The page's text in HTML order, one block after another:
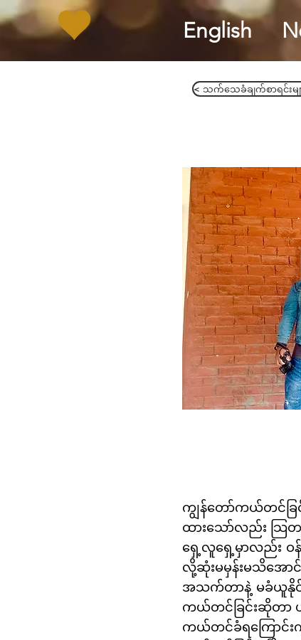
English
< သက်သေခံချက်စာရင်းမ
ကျွန်တော်ကယ်တင်ခ
ထားသော်လည်း သြတ
ရှေ့လူရှေ့မှာလည်း ဝန်
လို့ဆုံးမမှန်းမသိအေ
အသက်တာနဲ့ မခံယူနိုင်
ကယ်တင်ခြင်းဆိုတာ ယ
ကယ်တင်ခံရကြောင်း